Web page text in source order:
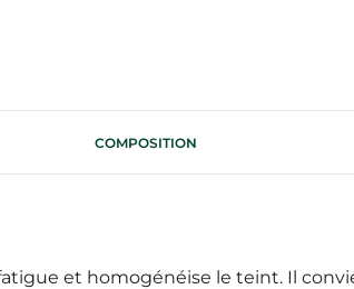
COMPOSITION
et homogénéise le teint. Il